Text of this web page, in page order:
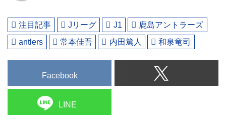
注目記事 Jリーグ J1
鹿島アントラーズ
antlers
常本佳吾 内田篤人 和泉竜司
Facebook
LINE